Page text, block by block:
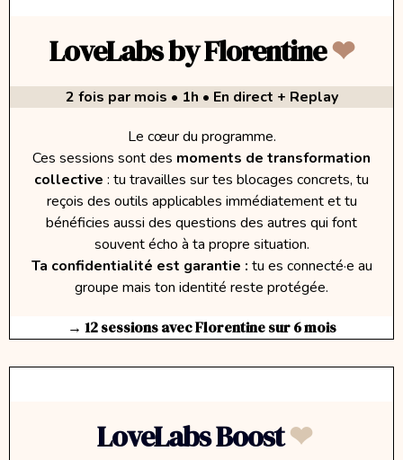
LoveLabs by Florentine❤︎
2 fois par mois • 1h • En direct + Replay
Le cœur du programme.
Ces sessions sont des moments de transformation
collective : tu travailles sur tes blocages concrets, tu
reçois des outils applicables immédiatement et tu
bénéficies aussi des questions des autres qui font
souvent écho à ta propre situation.
Ta confidentialité est garantie : tu es connecté·e au
groupe mais ton identité reste protégée.
→ 12 sessions avec Florentine sur 6 mois
LoveLabs Boost❤︎